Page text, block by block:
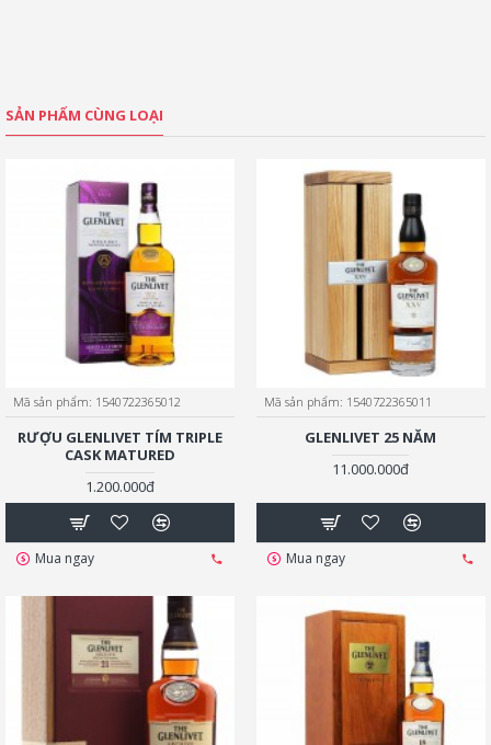
SẢN PHẨM CÙNG LOẠI
Mã sản phẩm: 1540722365012
RƯỢU GLENLIVET TÍM TRIPLE
CASK MATURED
1.200.000đ
Mua ngay
Mã sản phẩm: 1540722365011
GLENLIVET 25 NĂM
11.000.000đ
Mua ngay